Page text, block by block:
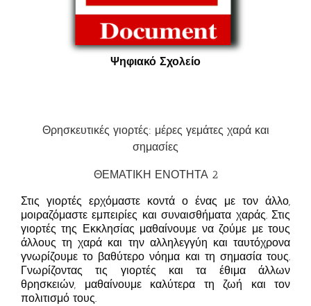
Ψηφιακό Σχολείο
Θρησκευτικές γιορτές: μέρες γεμάτες χαρά και
σημασίες
ΘΕΜΑΤΙΚΗ ΕΝΟΤΗΤΑ 2
Στις γιορτές ερχόμαστε κοντά ο ένας με τον άλλο,
μοιραζόμαστε εμπειρίες και συναισθήματα χαράς. Στις
γιορτές της Εκκλησίας μαθαίνουμε να ζούμε με τους
άλλους τη χαρά και την αλληλεγγύη και ταυτόχρονα
γνωρίζουμε το βαθύτερο νόημα και τη σημασία τους.
Γνωρίζοντας τις γιορτές και τα έθιμα άλλων
θρησκειών, μαθαίνουμε καλύτερα τη ζωή και τον
πολιτισμό τους.